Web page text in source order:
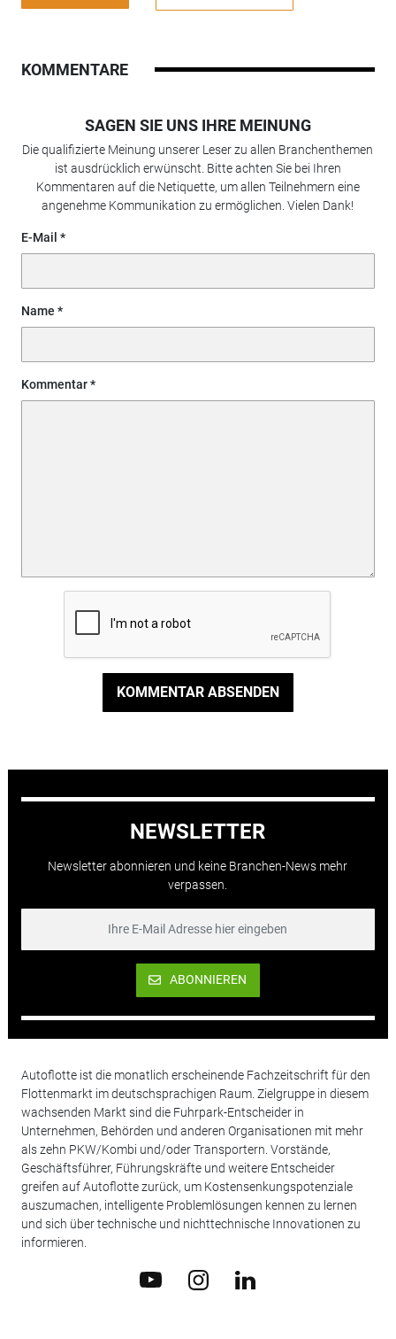
KOMMENTARE
SAGEN SIE UNS IHRE MEINUNG
Die qualifizierte Meinung unserer Leser zu allen Branchenthemen
ist ausdrücklich erwünscht. Bitte achten Sie bei Ihren
Kommentaren auf die Netiquette, um allen Teilnehmern eine
angenehme Kommunikation zu ermöglichen. Vielen Dank!
E-Mail
Name
Kommentar
KOMMENTAR ABSENDEN
NEWSLETTER
Newsletter abonnieren und keine Branchen-News mehr
verpassen.
ABONNIEREN
Autoflotte ist die monatlich erscheinende Fachzeitschrift für den
Flottenmarkt im deutschsprachigen Raum. Zielgruppe in diesem
wachsenden Markt sind die Fuhrpark-Entscheider in
Unternehmen, Behörden und anderen Organisationen mit mehr
als zehn PKW/Kombi und/oder Transportern. Vorstände,
Geschäftsführer, Führungskräfte und weitere Entscheider
greifen auf Autoflotte zurück, um Kostensenkungspotenziale
auszumachen, intelligente Problemlösungen kennen zu lernen
und sich über technische und nichttechnische Innovationen zu
informieren.